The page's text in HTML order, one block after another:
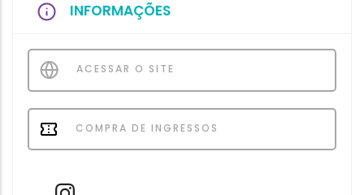
INFORMAÇÕES
ACESSAR O SITE
COMPRA DE INGRESSOS